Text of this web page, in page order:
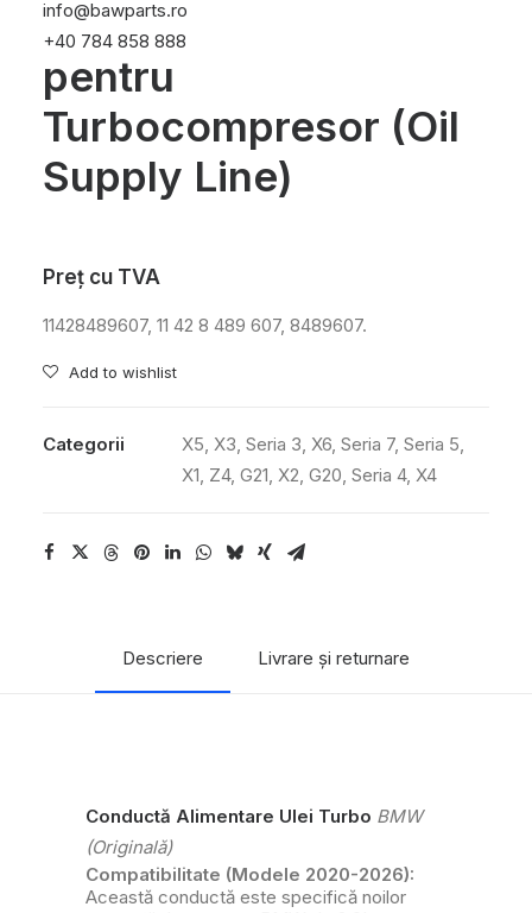
info@bawparts.ro
+40 784 858 888
Alimentare cu Ulei
pentru
Turbocompresor (Oil
Supply Line)
Preț cu TVA
11428489607, 11 42 8 489 607, 8489607.
Add to wishlist
Categorii X5, X3, Seria 3, X6, Seria 7, Seria 5,
X1, Z4, G21, X2, G20, Seria 4, X4
Descriere Livrare și returnare
Conductă Alimentare Ulei Turbo BMW
(Originală)
Compatibilitate (Modele 2020-2026):
Această conductă este specifică noilor